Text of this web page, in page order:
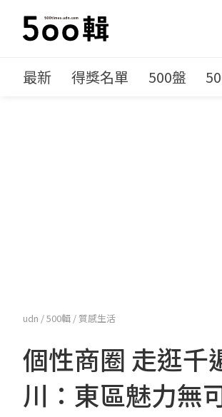
最新 得獎名單 500盤
udn /500輯 / 質感生活
個性商圈 走逛
川：東區魅力無